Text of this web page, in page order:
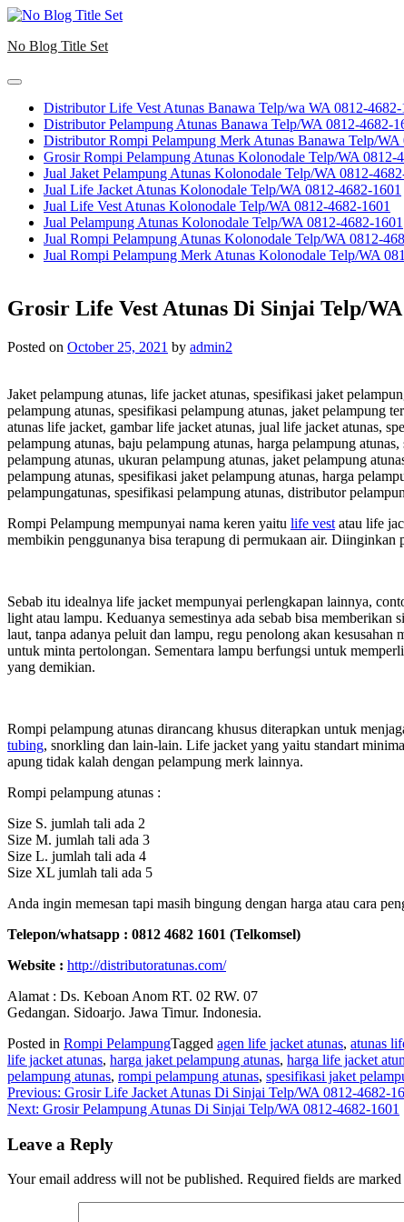
Skip
content
No Blog Title Set
Distributor Life Vest Atunas Banawa Telp/wa WA 0812-4682-
Distributor Pelampung Atunas Banawa Telp/WA 0812-4682-
Distributor Rompi Pelampung Merk Atunas Banawa Telp/WA
Grosir Rompi Pelampung Atunas Kolonodale Telp/WA 0812-
Jual Jaket Pelampung Atunas Kolonodale Telp/WA 0812-
Jual Life Jacket Atunas Kolonodale Telp/WA 0812-4682-1601
Jual Life Vest Atunas Kolonodale Telp/WA 0812-4682-1601
Jual Pelampung Atunas Kolonodale Telp/WA 0812-4682-1601
Jual Rompi Pelampung Atunas Kolonodale Telp/WA 0812-
Jual Rompi Pelampung Merk Atunas Kolonodale Telp/WA
Grosir Life Vest Atunas Di Sinjai Telp/WA
Posted on October 25, 2021 by admin2
Jaket pelampung atunas, life jacket atunas, spesifikasi jaket
pelampung atunas, spesifikasi pelampung atunas, jaket pelampung
atunas life jacket, gambar life jacket atunas, jual life jacket atunas,
pelampung atunas, baju pelampung atunas, harga pelampung
pelampung atunas, ukuran pelampung atunas, jaket pelampung
pelampung atunas, spesifikasi jaket pelampung atunas, harga
pelampungatunas, spesifikasi pelampung atunas, distributor
Rompi Pelampung mempunyai nama keren yaitu life vest atau life
membikin penggunanya bisa terapung di permukaan air. Diinginkan
Sebab itu idealnya life jacket mempunyai perlengkapan lainnya,
light atau lampu. Keduanya semestinya ada sebab bisa
laut, tanpa adanya peluit dan lampu, regu penolong akan
untuk minta pertolongan. Sementara lampu berfungsi untuk
yang demikian.
Rompi pelampung atunas dirancang khusus diterapkan untuk
tubing, snorkling dan lain-lain. Life jacket yang yaitu standart
apung tidak kalah dengan pelampung merk lainnya.
Rompi pelampung atunas :
Size S. jumlah tali ada 2
Size M. jumlah tali ada 3
Size L. jumlah tali ada 4
Size XL jumlah tali ada 5
Anda ingin memesan tapi masih bingung dengan harga atau cara
Telepon/whatsapp : 0812 4682 1601 (Telkomsel)
Website : http://distributoratunas.com/
Alamat : Ds. Keboan Anom RT. 02 RW. 07
Gedangan. Sidoarjo. Jawa Timur. Indonesia.
Posted in Rompi PelampungTagged agen life jacket atunas, atunas
life jacket atunas, harga jaket pelampung atunas, harga life jacket
pelampung atunas, rompi pelampung atunas, spesifikasi jaket
Post
navigation
Previous: Grosir Life Jacket Atunas Di Sinjai Telp/WA 0812-4682-
Next: Grosir Pelampung Atunas Di Sinjai Telp/WA 0812-4682-1601
Leave a Reply
Your email address will not be published. Required fields are marked